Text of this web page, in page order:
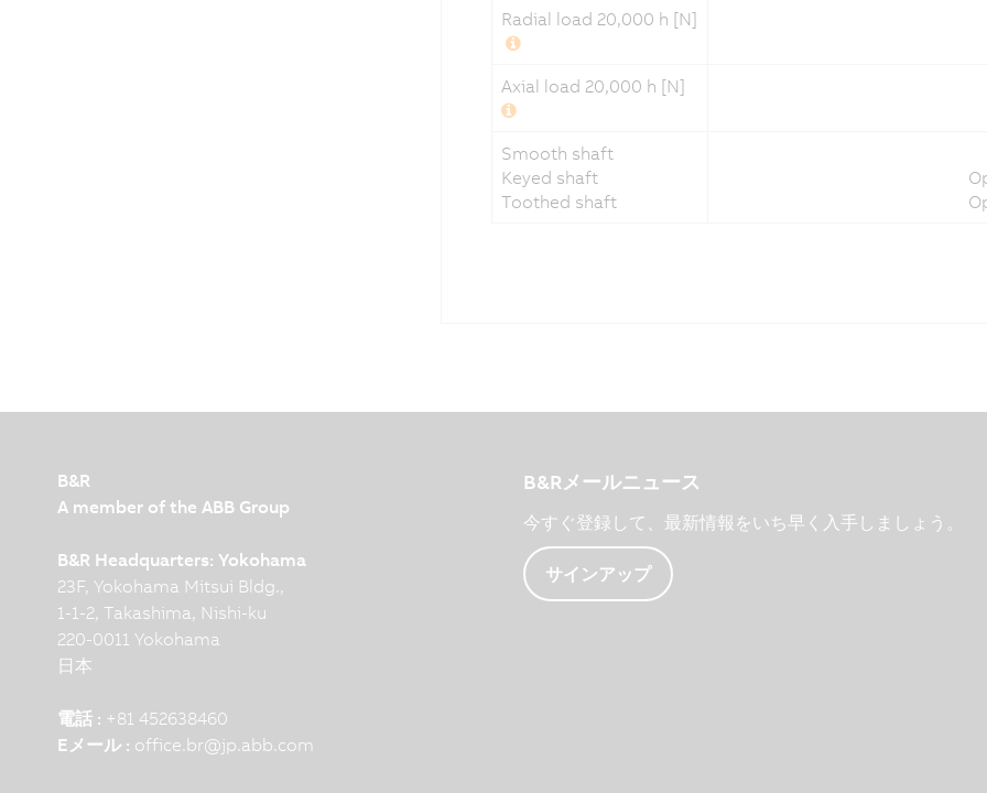
Radial load 20,000 h [N]
Axial load 20,000 h [N]
Smooth shaft
Keyed shaft
Toothed shaft
B&R
A member of the ABB Group
B&R Headquarters: Yokohama
23F, Yokohama Mitsui Bldg.,
1-1-2, Takashima, Nishi-ku
220-0011 Yokohama
日本
電話 : +81 452638460
Eメール : office.br@jp.abb.com
B&Rメールニュース
今すぐ登録して、最新情報をいち早く入手しましょう。
サインアップ